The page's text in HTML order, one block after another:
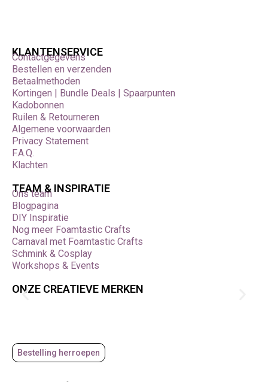
KLANTENSERVICE
Contactgegevens
Bestellen en verzenden
Betaalmethoden
Kortingen | Bundle Deals | Spaarpunten
Kadobonnen
Ruilen & Retourneren
Algemene voorwaarden
Privacy Statement
F.A.Q.
Klachten
TEAM & INSPIRATIE
Ons team
Blogpagina
DIY Inspiratie
Nog meer Foamtastic Crafts
Carnaval met Foamtastic Crafts
Schmink & Cosplay
Workshops & Events
ONZE CREATIEVE MERKEN
Bestelling herroepen